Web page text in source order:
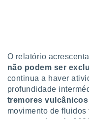
O relatório
não podem ser
continua a haver
profundidade
tremores vulcânicos
movimento de fluidos